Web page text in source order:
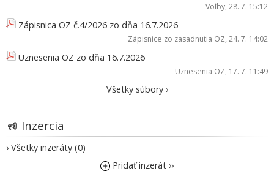
Voľby, 28. 7. 15:12
Zápisnica OZ č.4/2026 zo dňa 16.7.2026
Zápisnice zo zasadnutia OZ, 24. 7. 14:02
Uznesenia OZ zo dňa 16.7.2026
Uznesenia OZ, 17. 7. 11:49
Všetky súbory ›
Inzercia
› Všetky inzeráty (0)
Pridať inzerát ››